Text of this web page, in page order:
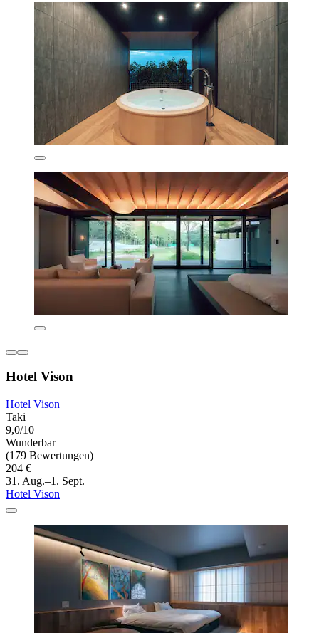
Hotel Vison
Hotel Vison
Taki
9,0/10
Wunderbar
(179 Bewertungen)
204 €
31. Aug.–1. Sept.
Hotel Vison